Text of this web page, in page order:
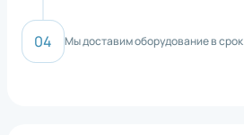
Мы доставим оборудование в срок